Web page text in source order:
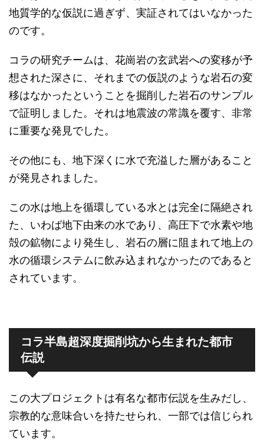
地質学的な仮説に過ぎず、実証されてはいなかった
のです。
コラの研究チームは、花崗岩の玄武岩への変移が予
想された深さに、それまでの仮説のような岩石の変
移はなかったということを掘削した岩石のサンプル
で証明しました。それは地震波の常識を覆す、非常
に重要な発見でした。
その他にも、地下深くに水で充溢した層があること
が発見されました。
この水は地上を循環している水とは完全に隔絶され
た、いわば地下由来の水であり、高圧下で水素や地
殻の鉱物により発生し、岩石の層に阻まれて地上の
水の循環システムに飲み込まれなかったのであると
されています。
コラ半島超深度掘削坑から生まれた都市
伝説
この大プロジェクトは有名な都市伝説を生みだし、
宗教的な意味合いを持たせられ、一部では信じられ
ています。